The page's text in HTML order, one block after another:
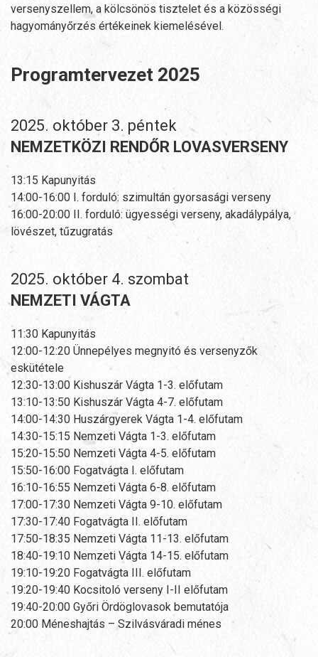
versenyszellem, a kölcsönös tisztelet és a közösségi
hagyományőrzés értékeinek kiemelésével.
Programtervezet 2025
2025. október 3. péntek
NEMZETKÖZI RENDŐR LOVASVERSENY
13:15 Kapunyitás
14:00-16:00 I. forduló: szimultán gyorsasági verseny
16:00-20:00 II. forduló: ügyességi verseny, akadálypálya,
lövészet, tűzugratás
2025. október 4. szombat
NEMZETI VÁGTA
11:30 Kapunyitás
12:00-12:20 Ünnepélyes megnyitó és versenyzők
eskütétele
12:30-13:00 Kishuszár Vágta 1-3. előfutam
13:10-13:50 Kishuszár Vágta 4-7. előfutam
14:00-14:30 Huszárgyerek Vágta 1-4. előfutam
14:30-15:15 Nemzeti Vágta 1-3. előfutam
15:20-15:50 Nemzeti Vágta 4-5. előfutam
15:50-16:00 Fogatvágta I. előfutam
16:10-16:55 Nemzeti Vágta 6-8. előfutam
17:00-17:30 Nemzeti Vágta 9-10. előfutam
17:30-17:40 Fogatvágta II. előfutam
17:50-18:35 Nemzeti Vágta 11-13. előfutam
18:40-19:10 Nemzeti Vágta 14-15. előfutam
19:10-19:20 Fogatvágta III. előfutam
19:20-19:40 Kocsitoló verseny I-II előfutam
19:40-20:00 Győri Ördöglovasok bemutatója
20:00 Méneshajtás – Szilvásváradi ménes